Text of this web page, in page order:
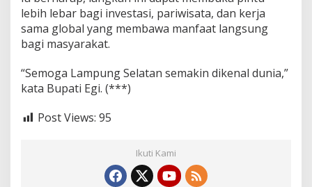
lebih lebar bagi investasi, pariwisata, dan kerja
sama global yang membawa manfaat langsung
bagi masyarakat.
“Semoga Lampung Selatan semakin dikenal dunia,”
kata Bupati Egi. (***)
Post Views: 95
Ikuti Kami